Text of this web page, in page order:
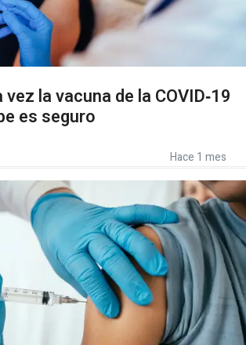
la vacuna de la COVID‑19
es seguro
Hace 1 mes